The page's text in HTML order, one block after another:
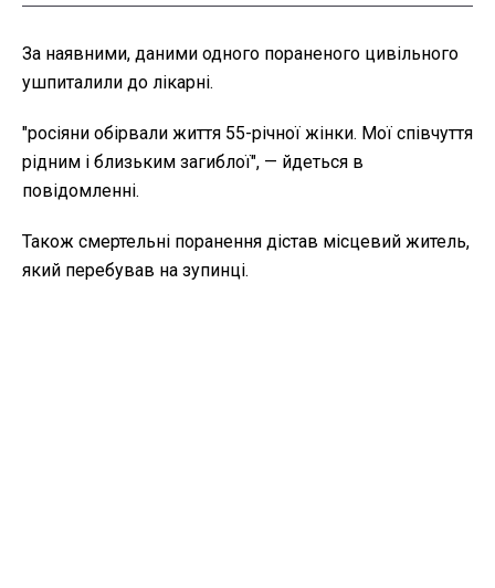
За наявними, даними одного пораненого цивільного
ушпиталили до лікарні.
"росіяни обірвали життя 55-річної жінки. Мої співчуття
рідним і близьким загиблої", — йдеться в
повідомленні.
Також смертельні поранення дістав місцевий житель,
який перебував на зупинці.